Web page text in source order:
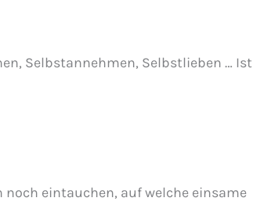
Selbstannehmen, Selbstlieben … Ist
eintauchen, auf welche einsame